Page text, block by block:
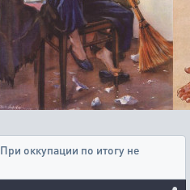
При оккупации по итогу не